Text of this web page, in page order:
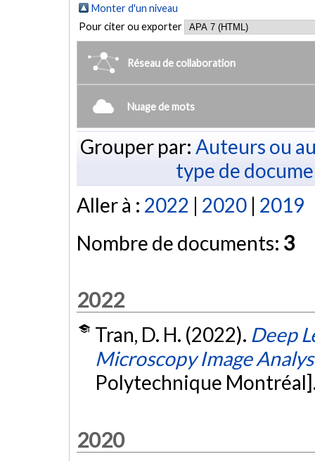
Monter d'un niveau
Pour citer ou exporter
Réseau de collaboration
Nuage de mots
Grouper par: Auteurs ou
type de
Aller à : 2022 | 2020 | 2019
Nombre de documents: 3
2022
Tran, D. H. (2022). Deep
Microscopy Image
Polytechnique
2020